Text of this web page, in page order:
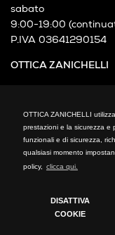
OTTICA ZANICHELLI
prestazioni e la sicurezza e
funzionali e di sicurezza,
qualsiasi momento
policy, clicca qui.
DISATTIVA
COOKIE
OTTICA ZANICHELLI
Telefono: +39 02
fax: +39 02
mail:
sabato
9:00-19:00
P.IVA 03641290154